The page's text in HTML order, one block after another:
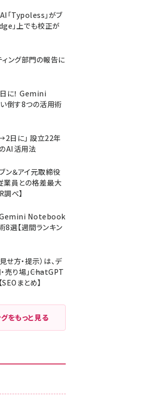
「Typoless」がブ
」上でも校正が
ング部門の報告に
に！ Gemini
倒す8つの活用術
日に」 設立22年
AI活用法
ン＆アイ元取締役
業員との格差最大
べ】
Gemini Notebook
選【週間ランキン
せ方・提示）は、デ
売り場」――ChatGPT
まとめ】
をもっと見る